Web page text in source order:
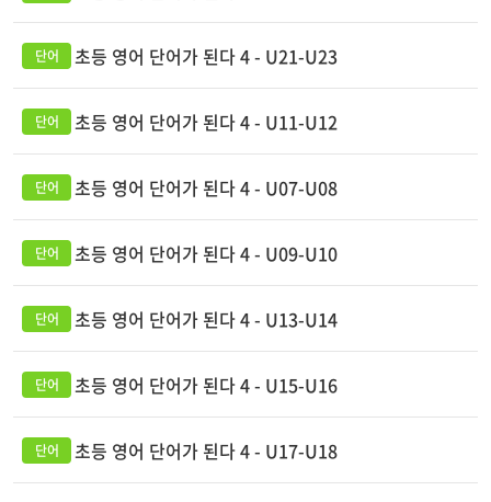
초등 영어 단어가 된다 4 - U21-U23
초등 영어 단어가 된다 4 - U11-U12
초등 영어 단어가 된다 4 - U07-U08
초등 영어 단어가 된다 4 - U09-U10
초등 영어 단어가 된다 4 - U13-U14
초등 영어 단어가 된다 4 - U15-U16
초등 영어 단어가 된다 4 - U17-U18